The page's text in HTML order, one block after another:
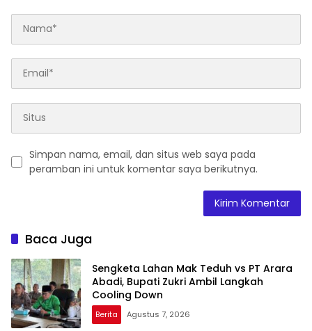
Simpan nama, email, dan situs web saya pada
peramban ini untuk komentar saya berikutnya.
Baca Juga
Sengketa Lahan Mak Teduh vs PT Arara
Abadi, Bupati Zukri Ambil Langkah
Cooling Down
Berita Agustus 7, 2026